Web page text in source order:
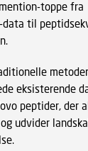
toppe fra
til
eksisterende
peptider, der
udvider